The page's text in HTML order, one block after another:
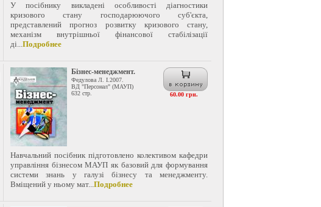
У посібнику викладені особливості діагностики
кризового стану господарюючого суб'єкта,
представлений прогноз розвитку кризового стану,
механізм внутрішньої фінансової стабілізації
ді...Подробнее
Бізнес-менеджмент.
Федулова Л. І.2007.
ВД "Персонал" (МАУП)
632 стр.
60.00 грн.
Навчальний посібник підготовлено колективом кафедри
управління біз­несом МАУП як базовий для формування
системи знань у галузі біз­несу та менеджменту.
Вміщений у ньому мат...Подробнее